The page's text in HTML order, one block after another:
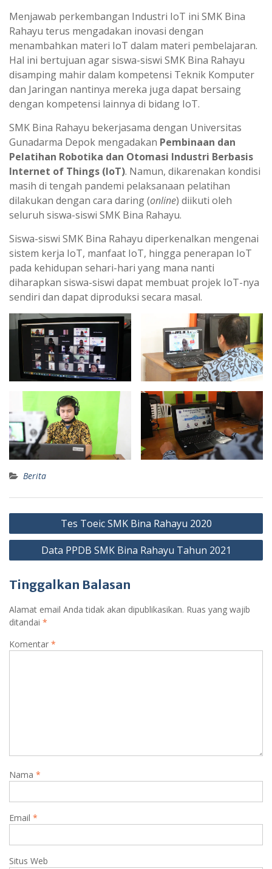
Menjawab perkembangan Industri IoT ini SMK Bina
Rahayu terus mengadakan inovasi dengan
menambahkan materi IoT dalam materi pembelajaran.
Hal ini bertujuan agar siswa-siswi SMK Bina Rahayu
disamping mahir dalam kompetensi Teknik Komputer
dan Jaringan nantinya mereka juga dapat bersaing
dengan kompetensi lainnya di bidang IoT.
SMK Bina Rahayu bekerjasama dengan Universitas
Gunadarma Depok mengadakan Pembinaan dan
Pelatihan Robotika dan Otomasi Industri Berbasis
Internet of Things (IoT). Namun, dikarenakan kondisi
masih di tengah pandemi pelaksanaan pelatihan
dilakukan dengan cara daring (online) diikuti oleh
seluruh siswa-siswi SMK Bina Rahayu.
Siswa-siswi SMK Bina Rahayu diperkenalkan mengenai
sistem kerja IoT, manfaat IoT, hingga penerapan IoT
pada kehidupan sehari-hari yang mana nanti
diharapkan siswa-siswi dapat membuat projek IoT-nya
sendiri dan dapat diproduksi secara masal.
Berita
Navigasi
pos
Tes Toeic SMK Bina Rahayu 2020
Data PPDB SMK Bina Rahayu Tahun 2021
Tinggalkan Balasan
Alamat email Anda tidak akan dipublikasikan. Ruas yang wajib
ditandai *
Komentar *
Nama *
Email *
Situs Web